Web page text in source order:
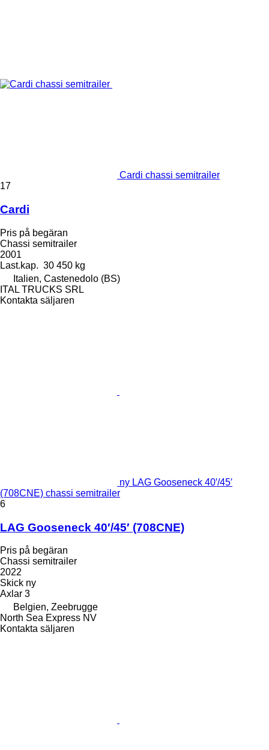
Cardi chassi semitrailer
17
Cardi
Pris på begäran
Chassi semitrailer
2001
Last.kap. 30 450 kg
Italien, Castenedolo (BS)
ITAL TRUCKS SRL
Kontakta säljaren
ny LAG Gooseneck 40′/45′
(708CNE) chassi semitrailer
6
LAG Gooseneck 40′/45′ (708CNE)
Pris på begäran
Chassi semitrailer
2022
Skick ny
Axlar 3
Belgien, Zeebrugge
North Sea Express NV
Kontakta säljaren